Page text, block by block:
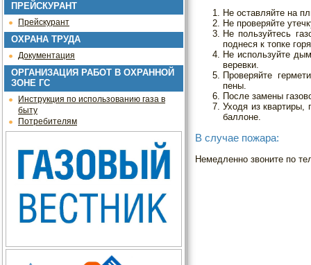
ПРЕЙСКУРАНТ
Прейскурант
ОХРАНА ТРУДА
Документация
ОРГАНИЗАЦИЯ РАБОТ В ОХРАННОЙ
ЗОНЕ ГС
Инструкция по использованию газа в
быту
Потребителям
Не оставляйте на
Не проверяйте
Не пользуйтесь
поднеся к топке
Не используйте
веревки.
Проверяйте
пены.
После замены
Уходя из квартиры,
баллоне.
В случае пожара:
Немедленно звоните по